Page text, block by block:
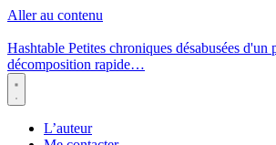
Aller au contenu
Hashtable Petites chroniques désabusées d'un
décomposition rapide…
Menu
L’auteur